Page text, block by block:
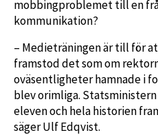
mobbingproblemet till en
kommunikation?
– Medieträningen är till för
framstod det som om
oväsentligheter hamnade i
blev orimliga.
eleven och hela historien
säger Ulf Edqvist.